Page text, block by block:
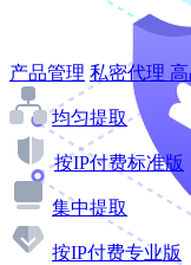
产品管理 私密代理
均匀提取
按IP付费标准版
集中提取
按IP付费专业版